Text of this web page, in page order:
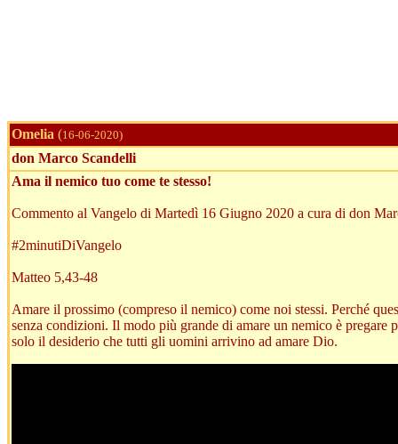
Omelia (16-06-2020)
don Marco Scandelli
Ama il nemico tuo come te stesso!
Commento al Vangelo di Martedì 16 Giugno 2020 a cura di don
#2minutiDiVangelo
Matteo 5,43-48
Amare il prossimo (compreso il nemico) come noi stessi. Perché
senza condizioni. Il modo più grande di amare un nemico è pregare
solo il desiderio che tutti gli uomini arrivino ad amare Dio.